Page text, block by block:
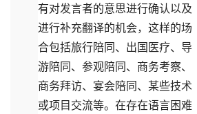
有对发言者的意思进行确认以及
进行补充翻译的机会，这样的场
合包括旅行陪同、出国医疗、导
游陪同、参观陪同、商务考察、
商务拜访、宴会陪同、某些技术
或项目交流等。在存在语言困难